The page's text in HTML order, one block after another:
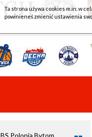
BS Polonia Bytom
Ta strona używa cookies m.in. w
powinieneś zmienić ustawienia